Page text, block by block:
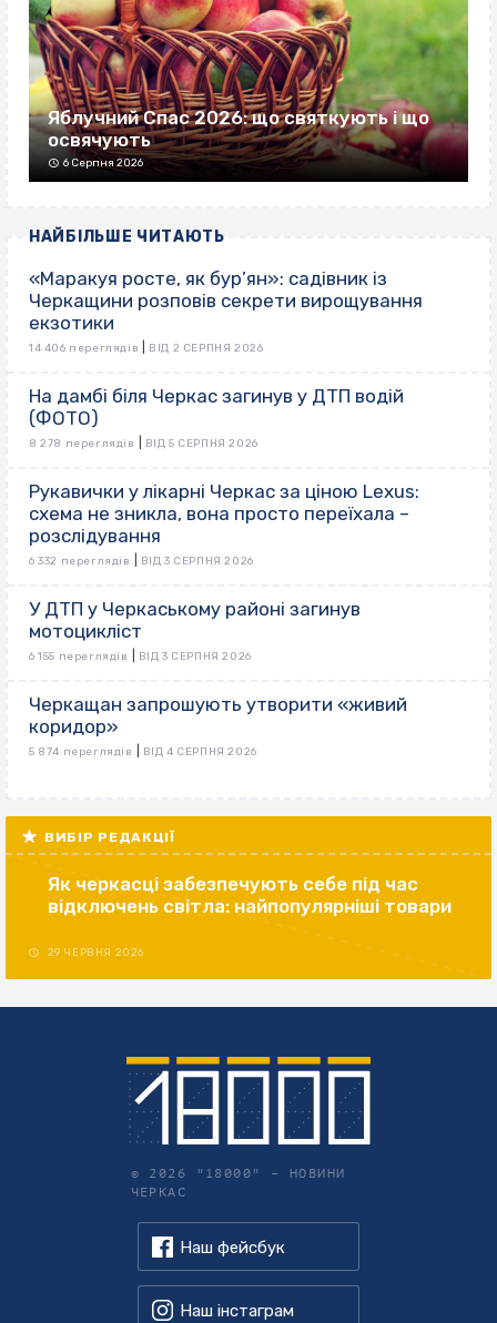
Яблучний Спас 2026: що святкують і що
освячують
6 Серпня 2026
НАЙБІЛЬШЕ ЧИТАЮТЬ
«Маракуя росте, як бур’ян»: садівник із
Черкащини розповів секрети вирощування
екзотики
14 406 переглядів ВІД 2 СЕРПНЯ 2026
На дамбі біля Черкас загинув у ДТП водій
(ФОТО)
8 278 переглядів ВІД 5 СЕРПНЯ 2026
Рукавички у лікарні Черкас за ціною Lexus:
схема не зникла, вона просто переїхала –
розслідування
6 332 переглядів ВІД 3 СЕРПНЯ 2026
У ДТП у Черкаському районі загинув
мотоцикліст
6 155 переглядів ВІД 3 СЕРПНЯ 2026
Черкащан запрошують утворити «живий
коридор»
5 874 переглядів ВІД 4 СЕРПНЯ 2026
ВИБІР РЕДАКЦІЇ
Як черкасці забезпечують себе під час
відключень світла: найпопулярніші товари
29 ЧЕРВНЯ 2026
© 2026 "18000" – НОВИНИ
ЧЕРКАС
Наш фейсбук
Наш інстаграм